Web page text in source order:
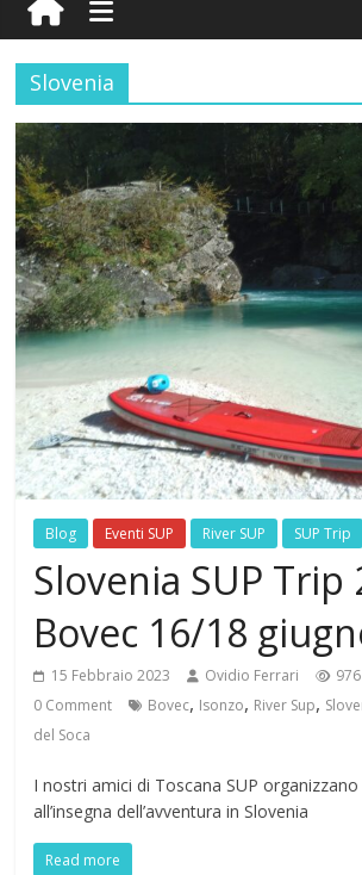
Slovenia
Blog Eventi SUP River SUP SUP Trip
Slovenia SUP Trip
Bovec 16/18
15 Febbraio 2023 Ovidio Ferrari
0 Comment
Bovec, Isonzo, River Sup,
del Soca
I nostri amici di Toscana SUP
all’insegna dell’avventura in Slovenia
Read more